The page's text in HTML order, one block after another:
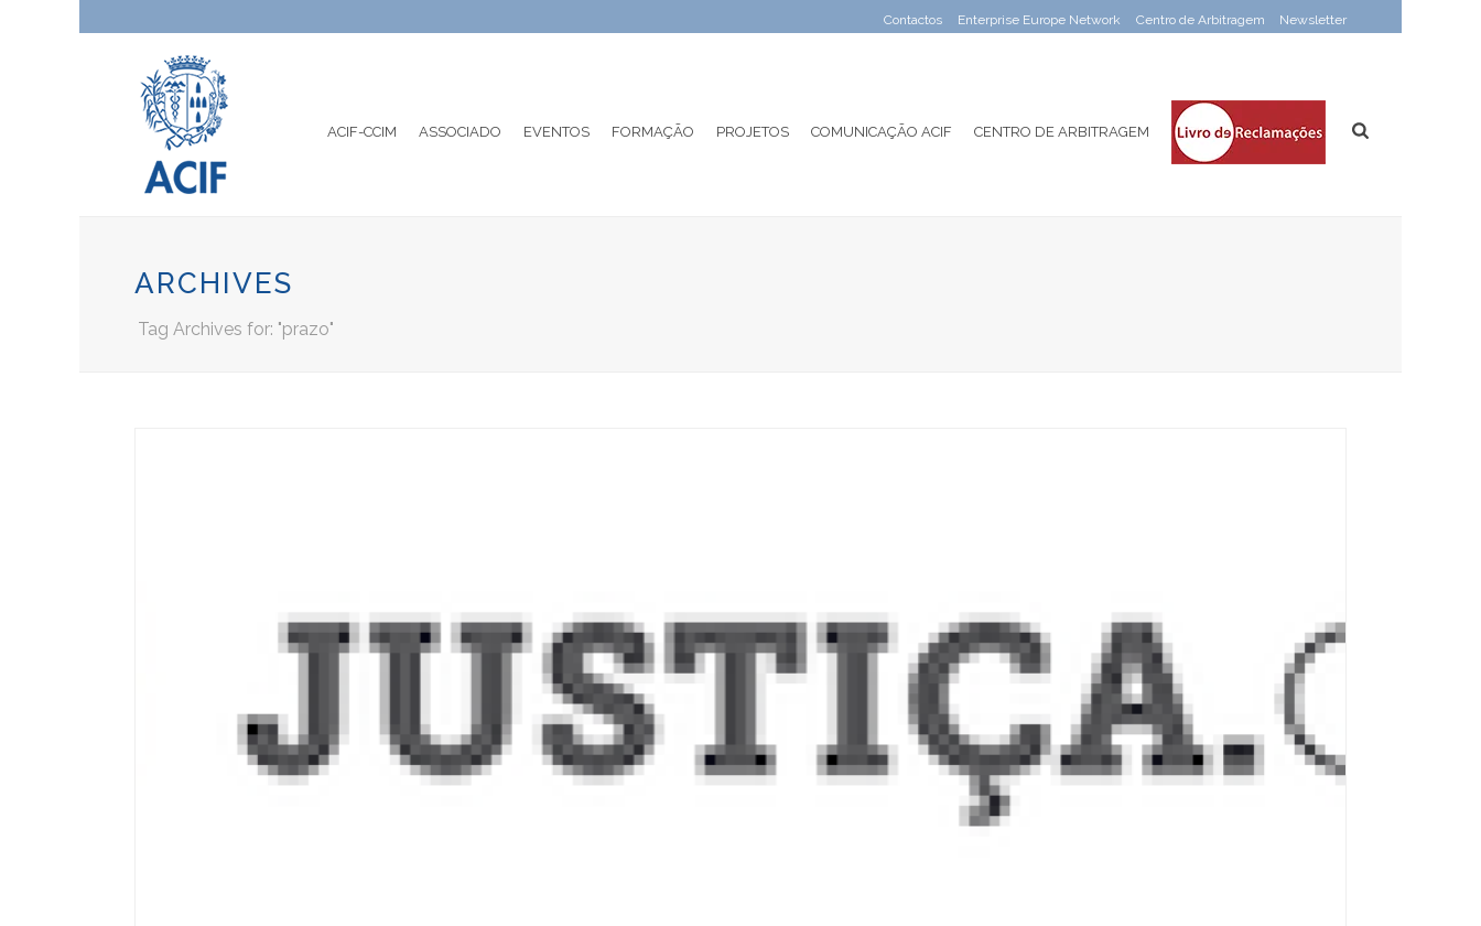
Newsletter
Contactos Enterprise Europe Network Centro de Arbitragem
ACIF-CCIM ASSOCIADO EVENTOS FORMAÇÃO PROJETOS COMUNICAÇÃO ACIF CENTRO DE ARBITRAGEM
ARCHIVES
Tag Archives for: "prazo"